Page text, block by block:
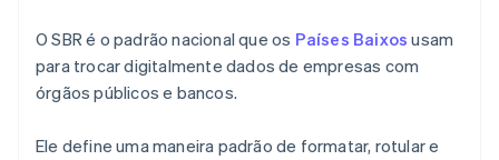
O SBR é o padrão nacional que os Países Baixos usam
para trocar digitalmente dados de empresas com
órgãos públicos e bancos.
Ele define uma maneira padrão de formatar, rotular e